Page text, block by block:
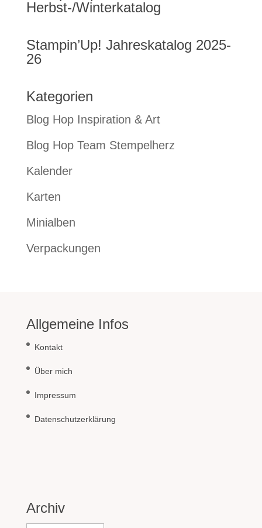
Herbst-/Winterkatalog
Stampin’Up! Jahreskatalog 2025-
26
Kategorien
Blog Hop Inspiration & Art
Blog Hop Team Stempelherz
Kalender
Karten
Minialben
Verpackungen
Allgemeine Infos
Kontakt
Über mich
Impressum
Datenschutzerklärung
Archiv